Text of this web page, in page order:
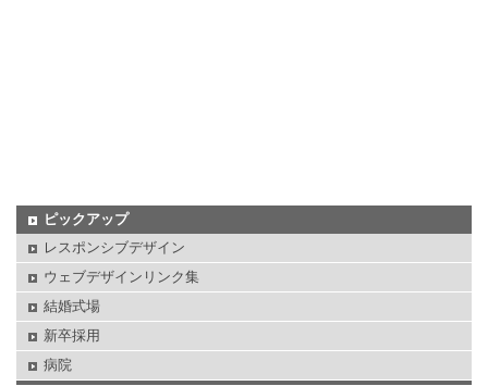
ピックアップ
レスポンシブデザイン
ウェブデザインリンク集
結婚式場
新卒採用
病院